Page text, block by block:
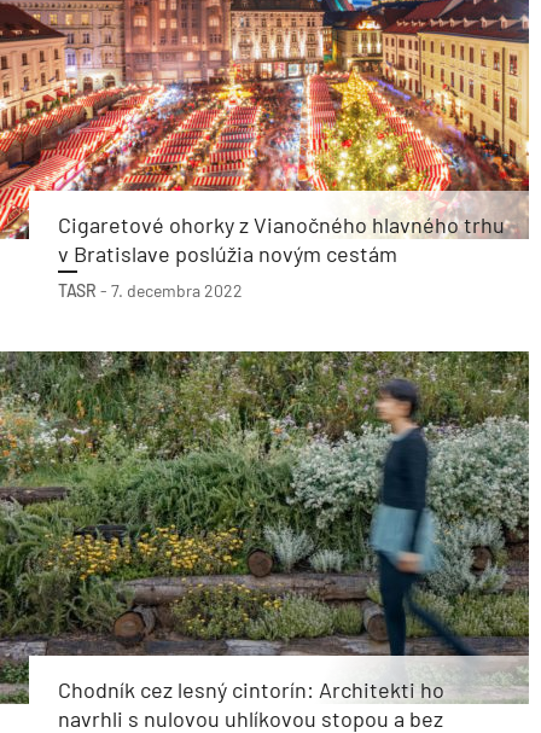
Cigaretové ohorky z Vianočného hlavného trhu
v Bratislave poslúžia novým cestám
TASR - 7. decembra 2022
Chodník cez lesný cintorín: Architekti ho
navrhli s nulovou uhlíkovou stopou a bez